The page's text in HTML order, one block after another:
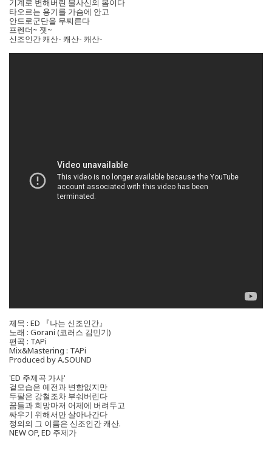
기계로 변해버린 불사신의 몸이다
타오르는 용기를 가슴에 안고
안드로군단을 무찌른다
프렌더~ 젯~
신조인간 캐산- 캐산- 캐산-
제목 : ED 『나는 신조인간』
노래 : Gorani (코러스 김민기)
편곡 : TAPi
Mix&Mastering : TAPi
Produced by A.SOUND
'ED 주제곡 가사'
겉모습은 예전과 변함없지만
두팔은 강철조차 부숴버린다
꿈들과 희망마저 어제에 버려두고
싸우기 위해서만 살아나간다
정의의 그 이름은 신조인간 캐산.
NEW OP, ED 주제가